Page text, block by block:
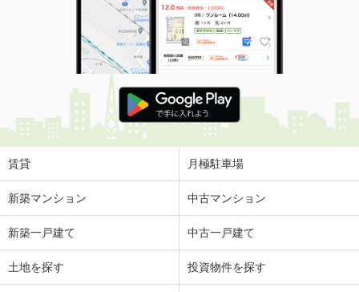
賃貸 月極駐車場
新築マンション 中古マンション
新築一戸建て 中古一戸建て
土地を探す 投資物件を探す